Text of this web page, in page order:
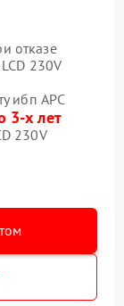
отказе
230V
ибп APC
3-х лет
230V